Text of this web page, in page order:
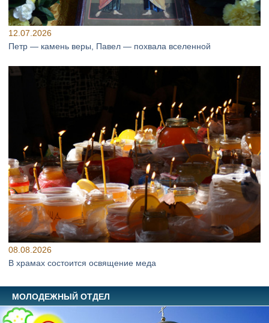
12.07.2026
Петр — камень веры, Павел — похвала вселенной
08.08.2026
В храмах состоится освящение меда
МОЛОДЕЖНЫЙ ОТДЕЛ